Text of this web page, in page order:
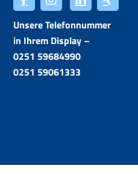
Unsere Telefonnummer
in Ihrem Display –
0251 59684990
0251 59061333